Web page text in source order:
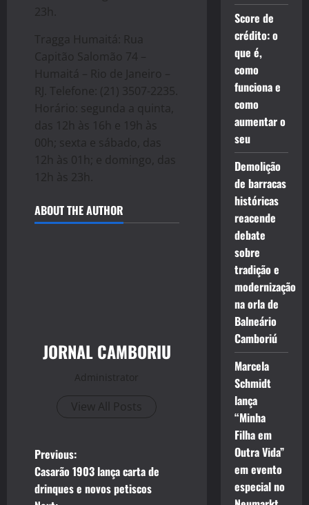
23h.
Tragga Humaitá: Rua
Capitão Salomão 74 –
Humaitá – Rio de Janeiro –
RJ. Telefone: (21) 3507-2235.
Horário: segunda a quinta,
das 12h às 16h e 19h às
00h; sexta e sábado, das
12h às 01h; e domingo, das
12h às 23h.
ABOUT THE AUTHOR
JORNAL CAMBORIU
Administrator
View All Posts
P
o
Previous:
Casarão 1903 lança carta de
drinques e novos petiscos
Score de
crédito: o
que é,
como
funciona e
como
aumentar o
seu
Demolição
de barracas
históricas
reacende
debate
sobre
tradição e
modernização
na orla de
Balneário
Camboriú
Marcela
Schmidt
lança
“Minha
Filha em
Outra Vida”
em evento
especial no